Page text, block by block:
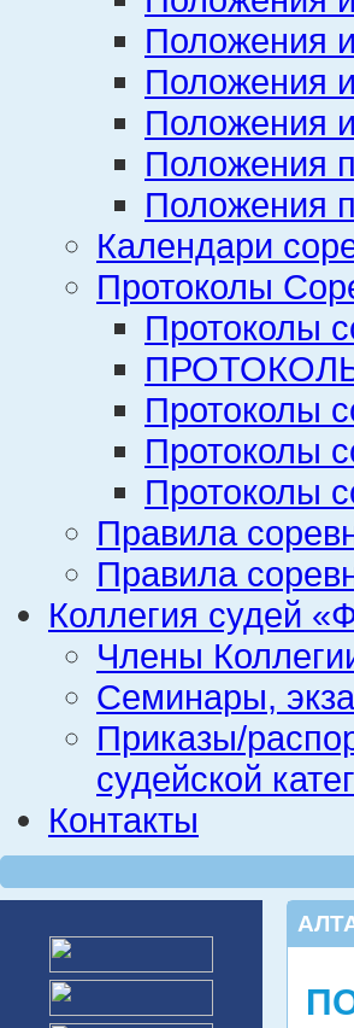
Положения
Положения
Положения
Положения
Положения
Календари
Протоколы
Протоколы
Протоколы
Протоколы
Протоколы
Правила
Правила
Коллегия судей
Члены
Семинары,
Приказы/
судейской
Контакты